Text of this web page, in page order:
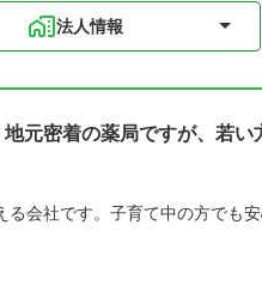
法人情報
元密着の薬局ですが、若い
る会社です。子育て中の方でも